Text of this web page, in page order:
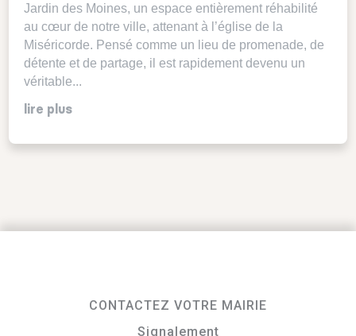
Jardin des Moines, un espace entièrement réhabilité
au cœur de notre ville, attenant à l’église de la
Miséricorde. Pensé comme un lieu de promenade, de
détente et de partage, il est rapidement devenu un
véritable...
lire plus
CONTACTEZ VOTRE MAIRIE
Signalement